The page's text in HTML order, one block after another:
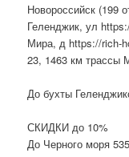
Новороссийск (199
Геленджик, ул
Мира, д https://rich-
23, 1463 км трассы
До бухты
СКИДКИ до 10%
До Черного моря